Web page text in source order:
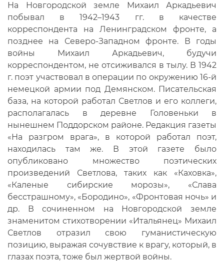
На Новгородской земле Михаил Аркадьевич
побывал в 1942–1943 гг. в качестве
корреспондента на Ленинградском фронте, а
позднее на Северо-Западном фронте. В годы
войны Михаил Аркадьевич, будучи
корреспондентом, не отсиживался в тылу. В 1942
г. поэт участвовал в операции по окружению 16-й
немецкой армии под Демянском. Писательская
база, на которой работал Светлов и его коллеги,
располагалась в деревне Головеньки в
нынешнем Поддорском районе. Редакция газеты
«На разгром врага», в которой работал поэт,
находилась там же. В этой газете было
опубликовано множество поэтических
произведений Светлова, таких как «Каховка»,
«Каленые сибирские морозы», «Слава
бесстрашному», «Бородино», «Фронтовая ночь» и
др. В сочиненном на Новгородской земле
знаменитом стихотворении «Итальянец» Михаил
Светлов отразил свою гуманистическую
позицию, выражая сочувствие к врагу, который, в
глазах поэта, тоже был жертвой войны.